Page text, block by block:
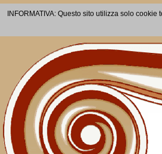
INFORMATIVA: Questo sito utilizza solo